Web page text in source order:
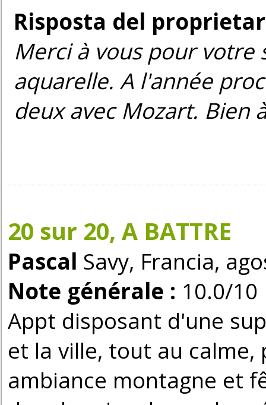
Risposta del
Merci à vous pour
aquarelle. A l'année
deux avec Mozart. Bien
20 sur 20, A BATTRE
Pascal Savy, Francia,
Note générale : 10.0/10
Appt disposant d'une
et la ville, tout au
ambiance montagne et